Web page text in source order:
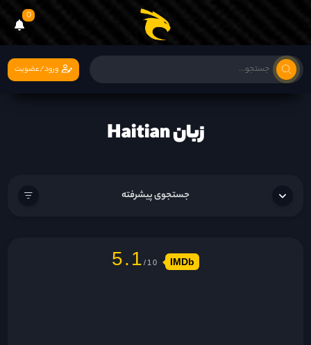
0
ورود/عضویت
زبان Haitian
جستجوی پیشرفته
5.1 IMDb